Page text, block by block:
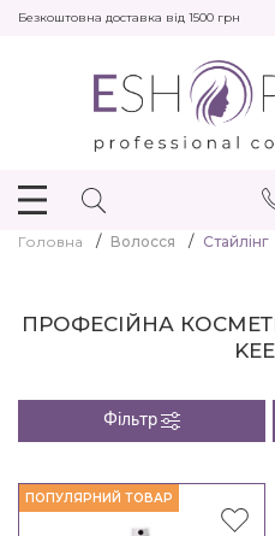
Безкоштовна доставка від 1500 грн
Головна Волосся Стайлінг
ПРОФЕСІЙНА
Фільтр
ПОПУЛЯРНИЙ ТОВАР